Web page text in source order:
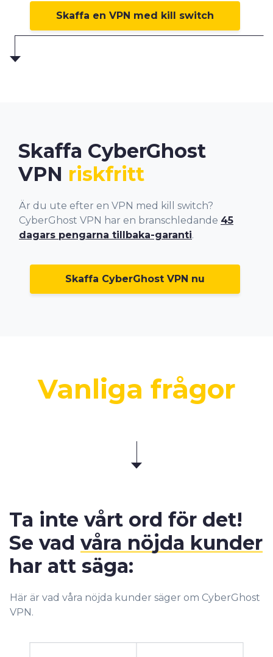
Skaffa en VPN med kill switch
Skaffa CyberGhost
VPN riskfritt
Är du ute efter en VPN med kill switch?
CyberGhost VPN har en branschledande 45
dagars pengarna tillbaka-garanti.
Skaffa CyberGhost VPN nu
Vanliga frågor
Ta inte vårt ord för det!
Se vad våra nöjda kunder
har att säga:
Här är vad våra nöjda kunder säger om CyberGhost
VPN.